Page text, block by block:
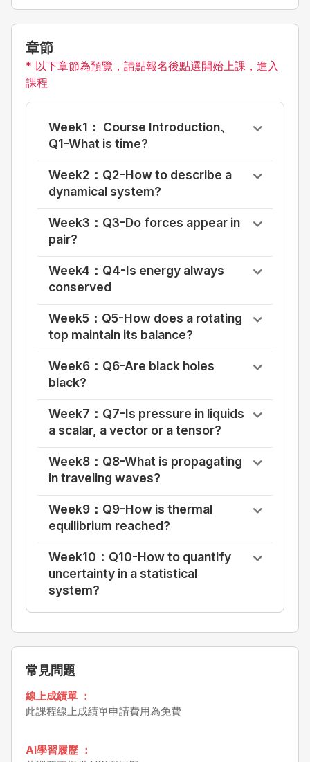
章節
* 以下章節為預覽，請點報名後點選開始上課，進入
課程
Week1： Course Introduction、
Q1-What is time?
Week2：Q2-How to describe a
dynamical system?
Week3：Q3-Do forces appear in
pair?
Week4：Q4-Is energy always
conserved
Week5：Q5-How does a rotating
top maintain its balance?
Week6：Q6-Are black holes
black?
Week7：Q7-Is pressure in liquids
a scalar, a vector or a tensor?
Week8：Q8-What is propagating
in traveling waves?
Week9：Q9-How is thermal
equilibrium reached?
Week10：Q10-How to quantify
uncertainty in a statistical
system?
常見問題
線上成績單 ：
此課程線上成績單申請費用為免費
AI學習履歷 ：